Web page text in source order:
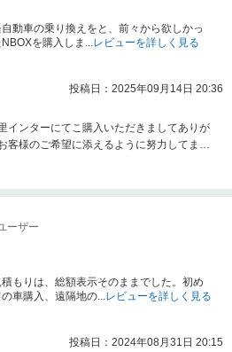
動車の乗り換えをと、前々から欲しかっ
を購入しま...レビューを詳しく見る
投稿日：2025年09月14日 20:36
インターにてこ購入いただきましてありが
客様のご希望に添えるように努力してまい
ーザー
積もりは、総額表示そのままでした。初め
車購入、遠隔地の...レビューを詳しく見る
投稿日：2024年08月31日 20:15